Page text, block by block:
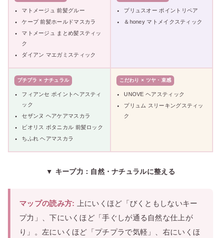
マトメージュ 前髪グルー
ケープ 前髪ホールドマスカラ
マトメージュ まとめ髪スティッ
ク
ダイアン マエガミスティック
プリュスオー ポイントリペア
＆honey マトメイクスティック
プチプラ × ナチュラル
フィアンセ ポイントヘアスティ
ック
セザンヌ ヘアケアマスカラ
ビオリス ボタニカル 前髪ロック
ちふれ ヘアマスカラ
こだわり × ツヤ・束感
UNOVE ヘアスティック
プリュム スリーキングスティッ
ク
▼ キープ力：自然・ナチュラルに整える
マップの読み方: 上にいくほど「びくともしないキー
プ力」、下にいくほど「手ぐしが通る自然な仕上が
り」。左にいくほど「プチプラで気軽」、右にいくほ